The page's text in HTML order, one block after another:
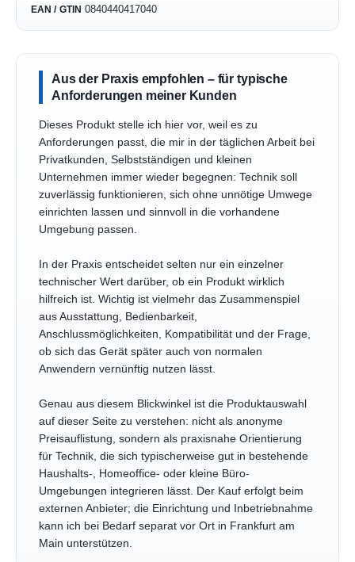
EAN / GTIN 0840440417040
Aus der Praxis empfohlen – für typische
Anforderungen meiner Kunden
Dieses Produkt stelle ich hier vor, weil es zu
Anforderungen passt, die mir in der täglichen Arbeit bei
Privatkunden, Selbstständigen und kleinen
Unternehmen immer wieder begegnen: Technik soll
zuverlässig funktionieren, sich ohne unnötige Umwege
einrichten lassen und sinnvoll in die vorhandene
Umgebung passen.
In der Praxis entscheidet selten nur ein einzelner
technischer Wert darüber, ob ein Produkt wirklich
hilfreich ist. Wichtig ist vielmehr das Zusammenspiel
aus Ausstattung, Bedienbarkeit,
Anschlussmöglichkeiten, Kompatibilität und der Frage,
ob sich das Gerät später auch von normalen
Anwendern vernünftig nutzen lässt.
Genau aus diesem Blickwinkel ist die Produktauswahl
auf dieser Seite zu verstehen: nicht als anonyme
Preisauflistung, sondern als praxisnahe Orientierung
für Technik, die sich typischerweise gut in bestehende
Haushalts-, Homeoffice- oder kleine Büro-
Umgebungen integrieren lässt. Der Kauf erfolgt beim
externen Anbieter; die Einrichtung und Inbetriebnahme
kann ich bei Bedarf separat vor Ort in Frankfurt am
Main unterstützen.